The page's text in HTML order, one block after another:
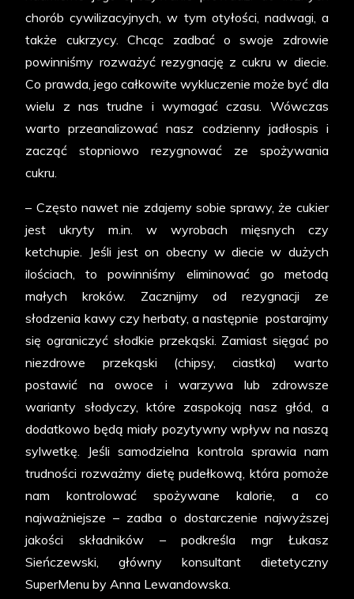
chorób cywilizacyjnych, w tym otyłości, nadwagi, a
także cukrzycy. Chcąc zadbać o swoje zdrowie
powinniśmy rozważyć rezygnację z cukru w diecie.
Co prawda, jego całkowite wykluczenie może być dla
wielu z nas trudne i wymagać czasu. Wówczas
warto przeanalizować nasz codzienny jadłospis i
zacząć stopniowo rezygnować ze spożywania
cukru.
– Często nawet nie zdajemy sobie sprawy, że cukier
jest ukryty m.in. w wyrobach mięsnych czy
ketchupie. Jeśli jest on obecny w diecie w dużych
ilościach, to powinniśmy eliminować go metodą
małych kroków. Zacznijmy od rezygnacji ze
słodzenia kawy czy herbaty, a następnie postarajmy
się ograniczyć słodkie przekąski. Zamiast sięgać po
niezdrowe przekąski (chipsy, ciastka) warto
postawić na owoce i warzywa lub zdrowsze
warianty słodyczy, które zaspokoją nasz głód, a
dodatkowo będą miały pozytywny wpływ na naszą
sylwetkę. Jeśli samodzielna kontrola sprawia nam
trudności rozważmy dietę pudełkową, która pomoże
nam kontrolować spożywane kalorie, a co
najważniejsze – zadba o dostarczenie najwyższej
jakości składników – podkreśla mgr Łukasz
Sieńczewski, główny konsultant dietetyczny
SuperMenu by Anna Lewandowska.